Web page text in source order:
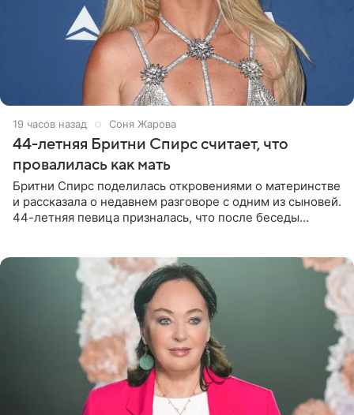
19 часов назад Соня Жарова
44-летняя Бритни Спирс считает, что
провалилась как мать
Бритни Спирс поделилась откровениями о материнстве
и рассказала о недавнем разговоре с одним из сыновей.
44-летняя певица призналась, что после беседы